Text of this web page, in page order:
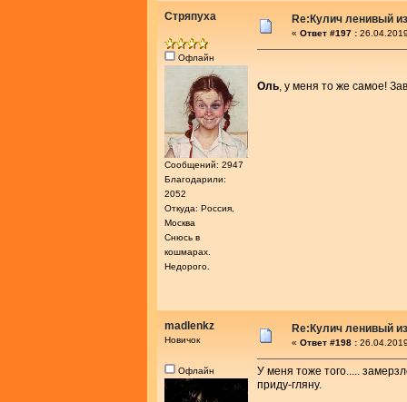
Стряпуха
Офлайн
Сообщений: 2947
Благодарили:
2052
Откуда: Россия,
Москва
Снюсь в
кошмарах.
Недорого.
Re:Кулич ленивый
« Ответ #197 :
Оль, у меня то же самое!
madlenkz
Новичок
Офлайн
Re:Кулич ленивый
« Ответ #198 :
У меня тоже того.....
приду-гляну.